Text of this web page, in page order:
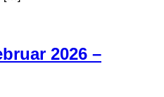
2026 –